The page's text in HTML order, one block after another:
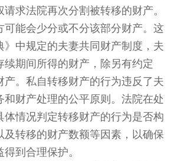
求法院再次分割被转移的财产。
可能会少分或不分该部分财产。这
》中规定的夫妻共同财产制度，夫
续期间所得的财产，除另有约定
产。私自转移财产的行为违反了夫
和财产处理的公平原则。法院在处
体情况判定转移财产的行为是否构
及转移的财产数额等因素，以确保
到合理保护。